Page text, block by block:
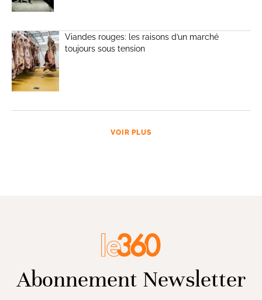
Viandes rouges: les raisons d’un marché
toujours sous tension
VOIR PLUS
Abonnement Newsletter